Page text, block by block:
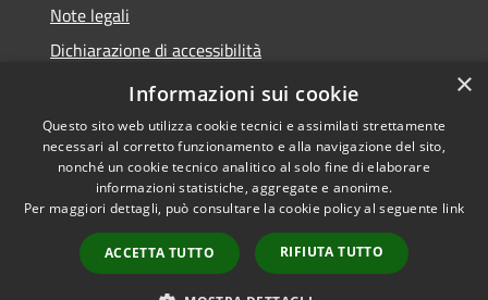
Note legali
Dichiarazione di accessibilità
Meccanismo di feedback
Accessibilità
Copyright © 2026 • Comune di
Lorenzago di Cadore • Powered
byMunicipium
Accesso
redazione
×
Informazioni sui cookie
Questo sito web utilizza cookie tecnici e assimilati strettamente
necessari al corretto funzionamento e alla navigazione del sito,
nonché un cookie tecnico analitico al solo fine di elaborare
informazioni statistiche, aggregate e anonime.
Per maggiori dettagli, può consultare la cookie policy al seguente link
ACCETTA TUTTO RIFIUTA TUTTO